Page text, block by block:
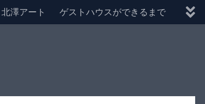
北澤アート ゲストハウスができるまで